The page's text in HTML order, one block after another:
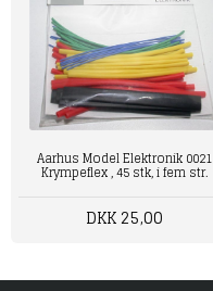
Aarhus Model Elektronik 0021
Krympeflex , 45 stk, i fem str.
DKK 25,00